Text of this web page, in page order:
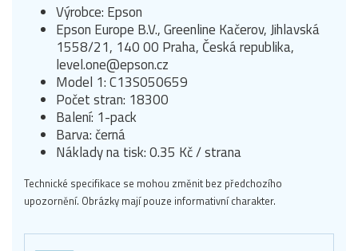
Výrobce: Epson
Epson Europe B.V., Greenline Kačerov, Jihlavská
1558/21, 140 00 Praha, Česká republika,
level.one@epson.cz
Model 1: C13S050659
Počet stran: 18300
Balení: 1-pack
Barva: černá
Náklady na tisk: 0.35 Kč / strana
Technické specifikace se mohou změnit bez předchozího
upozornění. Obrázky mají pouze informativní charakter.